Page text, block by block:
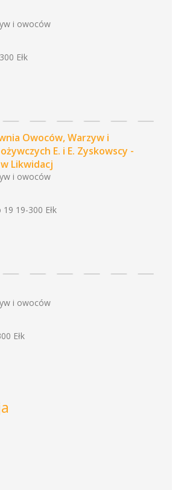
i owoców
Ełk
Owoców, Warzyw i
E. i E. Zyskowscy -
w Likwidacj
i owoców
19-300 Ełk
i owoców
Ełk